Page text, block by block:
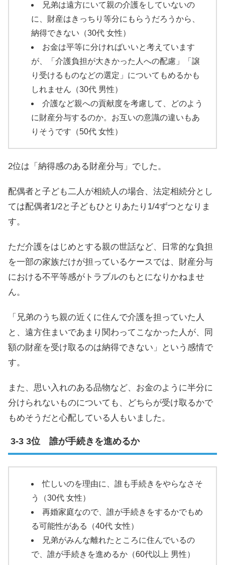
兄弟は遠方にいて親の介護をしていないの
に、財産はきっちり等分にもらうだろうから、
納得できない（30代 女性）
お金は平等に分ければいいと考えています
が、「介護負担が大きかった人への配慮」「譲
り受けるものなどの選定」についてもめるかも
しれません（30代 男性）
介護など親への貢献度を考慮して、どのよう
に財産分与するのか。お互いの意識の違いもあ
りそうです（50代 女性）
2位は「納得感のある財産分与」でした。
配偶者と子ども二人が相続人の場合、法定相続分とし
ては配偶者1/2と子どもひとりあたり1/4ずつとなりま
す。
ただ介護をはじめとする親の世話など、日常的な負担
を一部の家族だけが担っているケースでは、財産分与
における不平等感がトラブルのもとになりかねませ
ん。
「兄弟のうち親の近くに住んで介護を担っていた人
と、遠方住まいであまり関わってこなかった人が、同
額の財産を受け取るのは納得できない」という感情で
す。
また、思い入れのある品物など、お金のように半分に
分けられないものについても、どちらが受け取るかで
もめそうだと心配している人もいました。
3位 誰が手続きを進めるか
忙しいのを理由に、誰も手続きをやらなさそ
う（30代 女性）
再婚家庭なので、誰が手続きをするかでもめ
る可能性がある（40代 女性）
兄弟がみんな離れたところに住んでいるの
で、誰が手続きを進めるか（60代以上 男性）